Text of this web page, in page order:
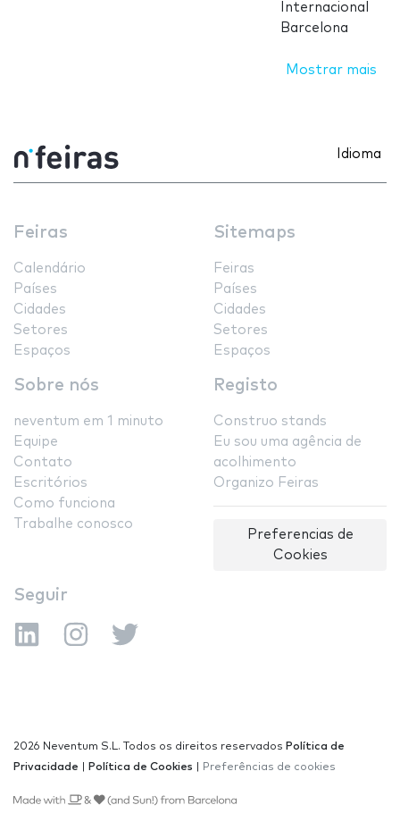
Internacional
Barcelona
Mostrar mais
Idioma
Feiras
Calendário
Países
Cidades
Setores
Espaços
Sitemaps
Feiras
Países
Cidades
Setores
Espaços
Sobre nós
neventum em 1 minuto
Equipe
Contato
Escritórios
Como funciona
Trabalhe conosco
Registo
Construo stands
Eu sou uma agência de
acolhimento
Organizo Feiras
Preferencias de
Cookies
Seguir
2026 Neventum S.L. Todos os direitos reservados Política de
Privacidade
Política de Cookies Preferências de cookies